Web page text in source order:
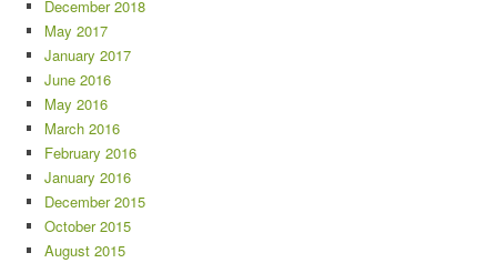
December 2018
May 2017
January 2017
June 2016
May 2016
March 2016
February 2016
January 2016
December 2015
October 2015
August 2015